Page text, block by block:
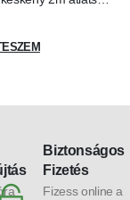
Biztonságos
Fizetés
Fizess online a